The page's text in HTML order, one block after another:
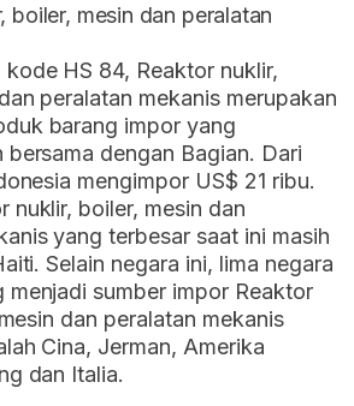
boiler, mesin dan peralatan
HS 84, Reaktor nuklir,
peralatan mekanis merupakan
barang impor yang
dengan Bagian. Dari
mengimpor US$ 21 ribu.
nuklir, boiler, mesin dan
yang terbesar saat ini masih
Selain negara ini, lima negara
menjadi sumber impor Reaktor
dan peralatan mekanis
Cina, Jerman, Amerika
dan Italia.